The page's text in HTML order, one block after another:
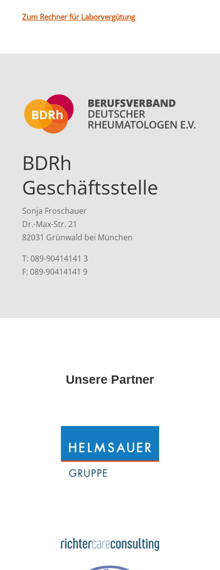
Zum Rechner für Laborvergütung
BDRh
Geschäftsstelle
Sonja Froschauer
Dr.-Max-Str. 21
82031 Grünwald bei München
T: 089-90414141 3
F: 089-90414141 9
Unsere Partner